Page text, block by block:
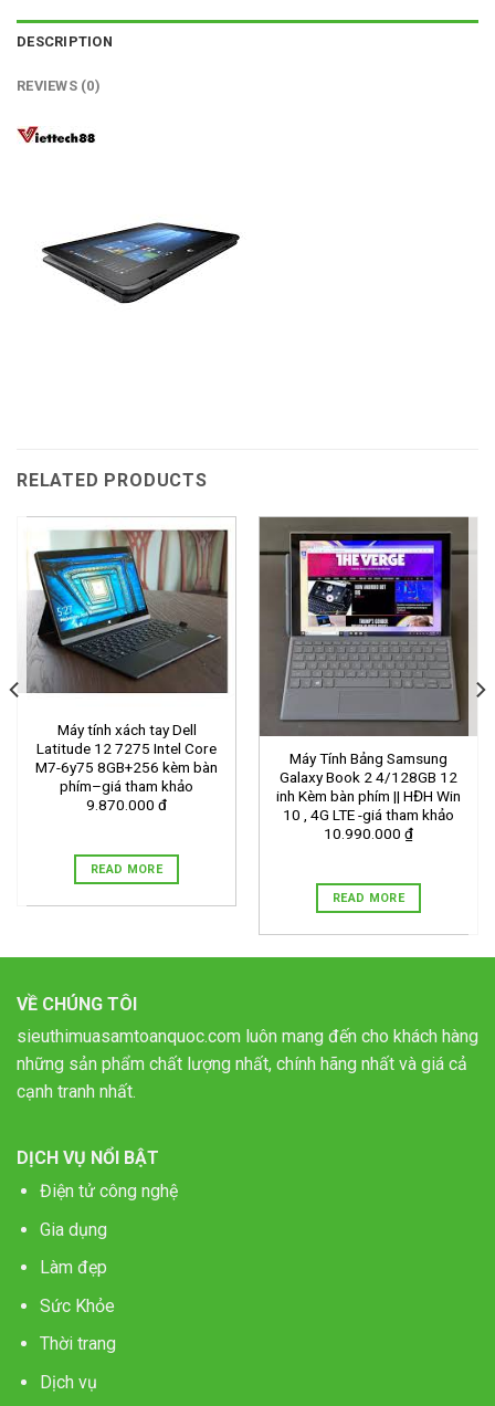
DESCRIPTION
REVIEWS (0)
RELATED PRODUCTS
Máy tính xách tay Dell
Latitude 12 7275 Intel Core
M7-6y75 8GB+256 kèm bàn
phím–giá tham khảo
9.870.000 đ
READ MORE
Máy Tính Bảng Samsung
Galaxy Book 2 4/128GB 12
inh Kèm bàn phím || HĐH Win
10 , 4G LTE -giá tham khảo
10.990.000 ₫
READ MORE
VỀ CHÚNG TÔI
sieuthimuasamtoanquoc.com luôn mang đến cho khách hàng
những sản phẩm chất lượng nhất, chính hãng nhất và giá cả
cạnh tranh nhất.
DỊCH VỤ NỔI BẬT
Điện tử công nghệ
Gia dụng
Làm đẹp
Sức Khỏe
Thời trang
Dịch vụ